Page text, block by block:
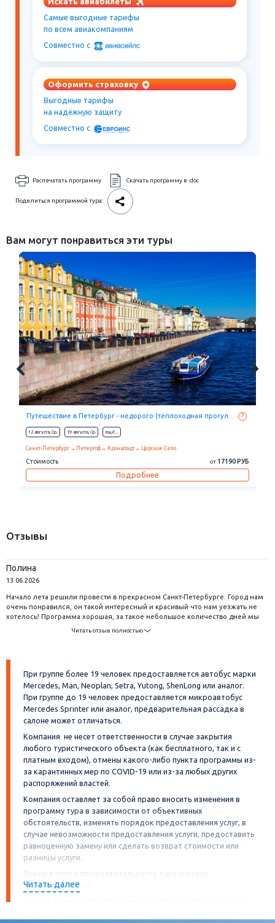
Самые выгодные тарифы
по всем авиакомпаниям
Совместно c
Оформить страховку
Выгодные тарифы
на надёжную защиту
Совместно c
Распечатать программу Скачать программу в .doc
Поделиться программой тура:
Вам могут понравиться эти туры
Выходные на берегах Невы: Фаберже (2 дня + ж/д, или ави...
Санкт-Петербург
Стоимость от3550 РУБ
Подробнее
Отзывы
Полина
13.06.2026
Начало лета решили провести в прекрасном Санкт-Петербурге. Город нам
очень понравился, он такой интересный и красивый что нам уезжать не
хотелось! Программа хорошая, за такое небольшое количество дней мы
Читать отзыв полностью
При группе более 19 человек предоставляется автобус марки
Mercedes, Man, Neoplan, Setra, Yutong, ShenLong или аналог.
При группе до 19 человек предоставляется микроавтобус
Mercedes Sprinter или аналог, предварительная рассадка в
салоне может отличаться.
Компания не несет ответственности в случае закрытия
любого туристического объекта (как бесплатного, так и с
платным входом), отмены какого-либо пункта программы из-
за карантинных мер по COVID-19 или из-за любых других
распоряжений властей.
Компания оставляет за собой право вносить изменения в
программу тура в зависимости от объективных
обстоятельств, изменять порядок предоставления услуг, в
случае невозможности предоставления услуги, предоставить
равноценную замену или сделать возврат стоимости или
разницы услуги.
Время в пути и продолжительность тура указано
ориентировочное.
Читать далее